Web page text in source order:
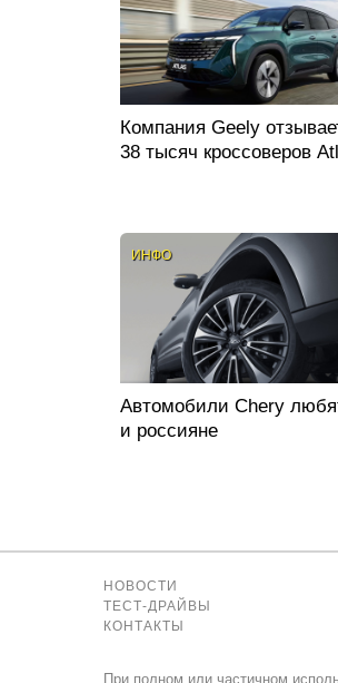
Компания Geely
38 тысяч кроссоверов
ИНФО
Автомобили Chery
и россияне
НОВОСТИ
ТЕСТ-ДРАЙВЫ
КОНТАКТЫ
При полном или частичном